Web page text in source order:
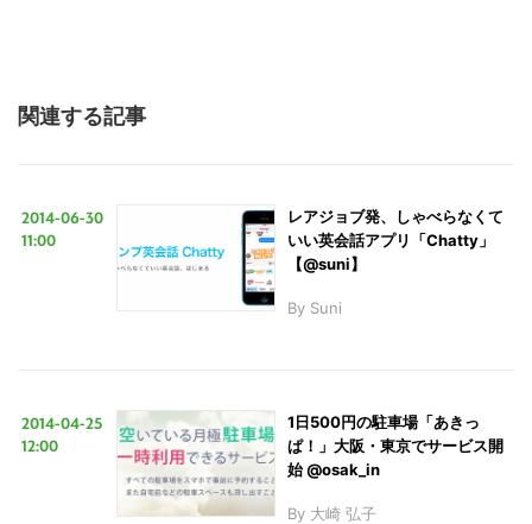
関連する記事
2014-06-30
11:00
レアジョブ発、しゃべらなくて
いい英会話アプリ「Chatty」
【@suni】
By Suni
2014-04-25
12:00
1日500円の駐車場「あきっ
ぱ！」大阪・東京でサービス開
始 @osak_in
By 大崎 弘子